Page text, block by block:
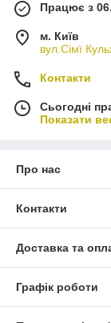
Працює з
м. Київ
вул.Сімї
Контакти
Сьогодні
Показати
Про нас
Контакти
Доставка та
Графік роботи